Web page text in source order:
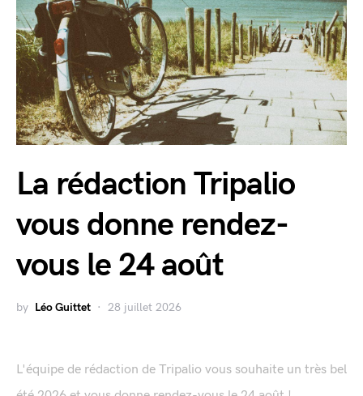
La rédaction Tripalio
vous donne rendez-
vous le 24 août
by Léo Guittet 28 juillet 2026
L'équipe de rédaction de Tripalio vous souhaite un très bel